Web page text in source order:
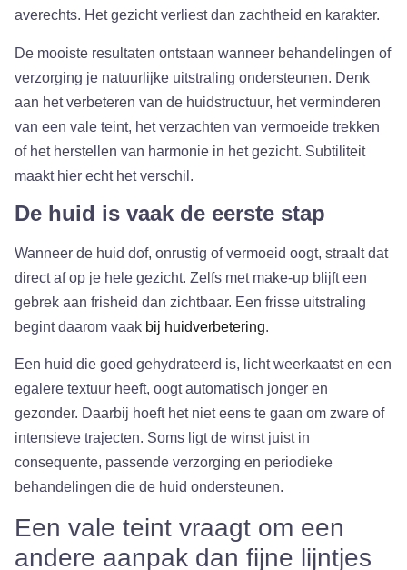
averechts. Het gezicht verliest dan zachtheid en karakter.
De mooiste resultaten ontstaan wanneer behandelingen of
verzorging je natuurlijke uitstraling ondersteunen. Denk
aan het verbeteren van de huidstructuur, het verminderen
van een vale teint, het verzachten van vermoeide trekken
of het herstellen van harmonie in het gezicht. Subtiliteit
maakt hier echt het verschil.
De huid is vaak de eerste stap
Wanneer de huid dof, onrustig of vermoeid oogt, straalt dat
direct af op je hele gezicht. Zelfs met make-up blijft een
gebrek aan frisheid dan zichtbaar. Een frisse uitstraling
begint daarom vaak bij huidverbetering.
Een huid die goed gehydrateerd is, licht weerkaatst en een
egalere textuur heeft, oogt automatisch jonger en
gezonder. Daarbij hoeft het niet eens te gaan om zware of
intensieve trajecten. Soms ligt de winst juist in
consequente, passende verzorging en periodieke
behandelingen die de huid ondersteunen.
Een vale teint vraagt om een
andere aanpak dan fijne lijntjes